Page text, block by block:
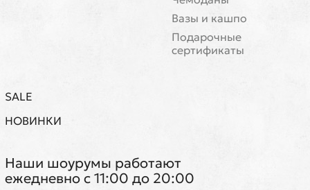
Вазы и кашпо
Подарочные
сертификаты
SALE
НОВИНКИ
Наши шоурумы работают
ежедневно с 11:00 до 20:00